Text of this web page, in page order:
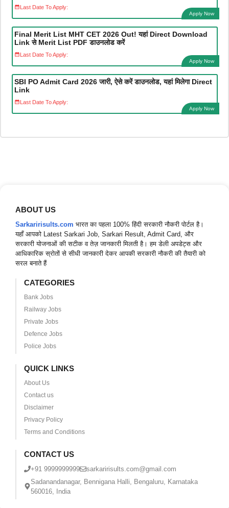
Last Date To Apply:
Apply Now
Final Merit List MHT CET 2026 Out! यहां Direct Download
Link से Merit List PDF डाउनलोड करें
Last Date To Apply:
Apply Now
SBI PO Admit Card 2026 जारी, ऐसे करें डाउनलोड, यहां मिलेगा Direct
Link
Last Date To Apply:
Apply Now
ABOUT US
Sarkaririsults.com भारत का पहला 100% हिंदी सरकारी नौकरी पोर्टल है।
यहाँ आपको Latest Sarkari Job, Sarkari Result, Admit Card, और
सरकारी योजनाओं की सटीक व तेज़ जानकारी मिलती है। हम डेली अपडेट्स और
आधिकारिक स्रोतों से सीधी जानकारी देकर आपकी सरकारी नौकरी की तैयारी को
सरल बनाते हैं
CATEGORIES
Bank Jobs
Railway Jobs
Private Jobs
Defence Jobs
Police Jobs
QUICK LINKS
About Us
Contact us
Disclaimer
Privacy Policy
Terms and Conditions
CONTACT US
+91 9999999999
sarkaririsults.com@gmail.com
Sadanandanagar, Bennigana Halli, Bengaluru, Karnataka
560016, India